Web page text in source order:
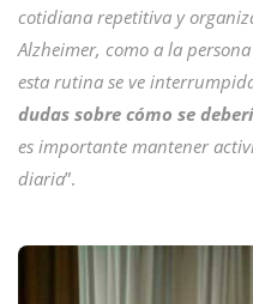
cotidiana repetitiva y
Alzheimer, como a la
esta rutina se ve
dudas sobre cómo se
es importante mantener
diaria”.